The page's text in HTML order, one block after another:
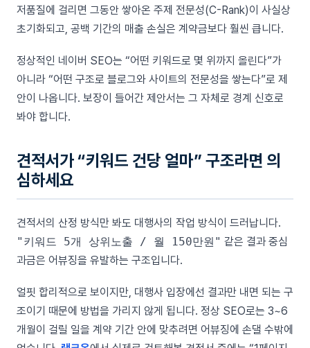
저품질에 걸리면 그동안 쌓아온 주제 전문성(C-Rank)이 사실상
초기화되고, 공백 기간의 매출 손실은 계약금보다 훨씬 큽니다.
정상적인 네이버 SEO는 “어떤 키워드로 몇 위까지 올린다”가
아니라 “어떤 구조로 블로그와 사이트의 전문성을 쌓는다”로 제
안이 나옵니다. 보장이 들어간 제안서는 그 자체로 경계 신호로
봐야 합니다.
견적서가 “키워드 건당 얼마” 구조라면 의
심하세요
견적서의 산정 방식만 봐도 대행사의 작업 방식이 드러납니다.
"키워드 5개 상위노출 / 월 150만원" 같은 결과 중심
과금은 어뷰징을 유발하는 구조입니다.
얼핏 합리적으로 보이지만, 대행사 입장에선 결과만 내면 되는 구
조이기 때문에 방법을 가리지 않게 됩니다. 정상 SEO로는 3~6
개월이 걸릴 일을 계약 기간 안에 맞추려면 어뷰징에 손댈 수밖에